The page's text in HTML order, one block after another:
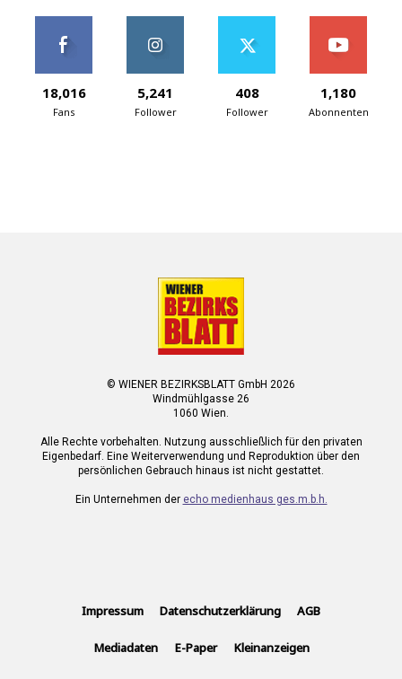
18,016
Fans
5,241
Follower
408
Follower
1,180
Abonnenten
© WIENER BEZIRKSBLATT GmbH 2026
Windmühlgasse 26
1060 Wien.
Alle Rechte vorbehalten. Nutzung ausschließlich für den privaten
Eigenbedarf. Eine Weiterverwendung und Reproduktion über den
persönlichen Gebrauch hinaus ist nicht gestattet.
Ein Unternehmen der echo medienhaus ges.m.b.h.
Impressum Datenschutzerklärung AGB
Mediadaten E-Paper Kleinanzeigen